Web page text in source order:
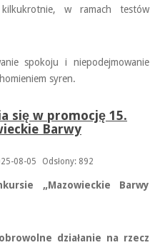
w ramach testów
spokoju i niepodejmowanie
syren.
się w promocję 15.
Barwy
08-05 Odsłony: 892
„Mazowieckie Barwy
działanie na rzecz